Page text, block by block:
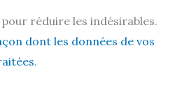
réduire les indésirables.
dont les données de vos
.